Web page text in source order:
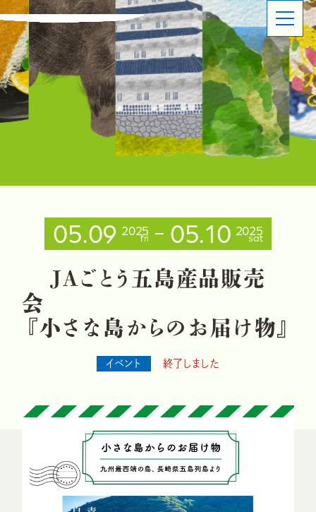
ABOUT
日本橋長崎館とは
SHOP OVERVIEW
ショップ概要
LATEST NEWS
お知らせ
LATEST EVENTS
イベント情報
PRODUCT INFORMATION CONTACT
イベントスペースのご利用について
プライバシーポリシー
05.09 2025
fri 05.10 2025
sat
J A ご と う 五 島 産品販売
会
『小さ な 島 か ら の お 届 け 物 』
イベント 終了しました